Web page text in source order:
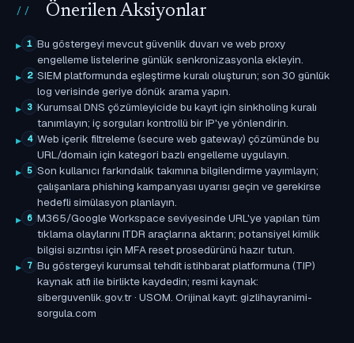
Önerilen Aksiyonlar
1 Bu göstergeyi mevcut güvenlik duvarı ve web proxy
engelleme listelerine günlük senkronizasyonla ekleyin.
2 SIEM platformunda eşleştirme kuralı oluşturun; son 30 günlük
log verisinde geriye dönük arama yapın.
3 Kurumsal DNS çözümleyicide bu kayıt için sinkholing kuralı
tanımlayın; iç sorguları kontrollü bir IP'ye yönlendirin.
4 Web içerik filtreleme (secure web gateway) çözümünde bu
URL/domain için kategori bazlı engelleme uygulayın.
5 Son kullanıcı farkındalık takımına bilgilendirme yayımlayın;
çalışanlara phishing kampanyası uyarısı geçin ve gerekirse
hedefli simülasyon planlayın.
6 M365/Google Workspace seviyesinde URL'ye yapılan tüm
tıklama olaylarını ITDR araçlarına aktarın; potansiyel kimlik
bilgisi sızıntısı için MFA reset prosedürünü hazır tutun.
7 Bu göstergeyi kurumsal tehdit istihbarat platformuna (TIP)
kaynak atfı ile birlikte kaydedin; resmi kaynak:
siberguvenlik.gov.tr · USOM. Orijinal kayıt: gizlihayranimi-
sorgula.com